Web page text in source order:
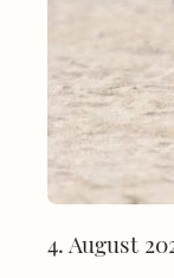
4. August